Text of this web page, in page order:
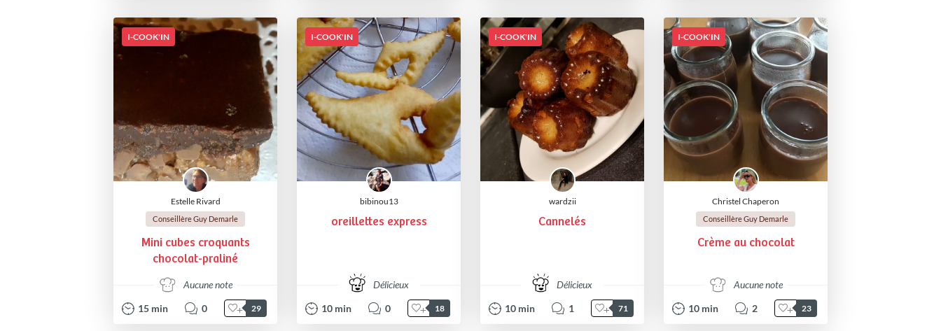
I-COOK'IN
Estelle Rivard
Conseillère Guy Demarle
Mini cubes croquants
chocolat-praliné
Aucune note
15 min 0 29
I-COOK'IN
bibinou13
oreillettes express
Délicieux
10 min 0 18
I-COOK'IN
wardzii
Cannelés
Délicieux
10 min 1 71
I-COOK'IN
Christel Chaperon
Conseillère Guy Demarle
Crème au chocolat
Aucune note
10 min 2 23